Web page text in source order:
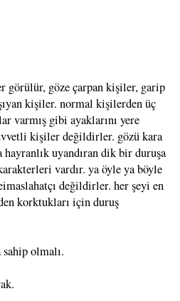
görülür, göze çarpan kişiler, garip
kişiler. normal kişilerden üç
varmış gibi ayaklarını yere
kişiler değildirler. gözü kara
uyandıran dik bir duruşa
vardır. ya öyle ya böyle
değildirler. her şeyi en
korktukları için duruş
olmalı.